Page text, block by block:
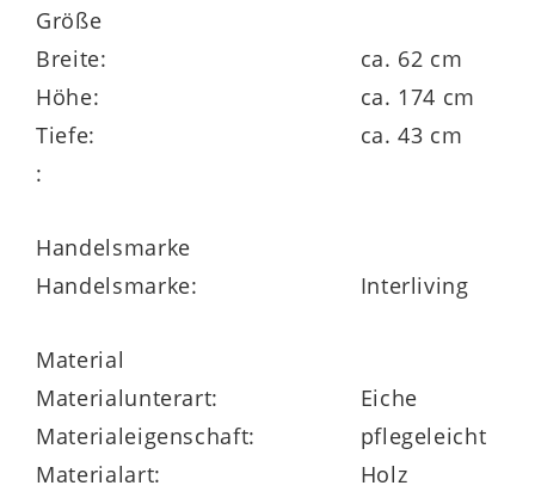
akzentuierenden und energieeffizienten
LED-Beleuchtung ausgestattet werden. Die
Interliving Esszimmer Serie 5604 ist ein
attraktives Wohn- und
Esszimmerprogramm
vielfältige individuelle
Planungsmöglichkeiten bietet.
Auf alle Elemente der mit dem Goldenen
Größe
Breite:
ca. 62 cm
Höhe:
ca. 174 cm
Tiefe:
ca. 43 cm
:
Handelsmarke
Handelsmarke:
Interliving
Material
Materialunterart:
Eiche
Materialeigenschaft:
pflegeleicht
Materialart:
Holz